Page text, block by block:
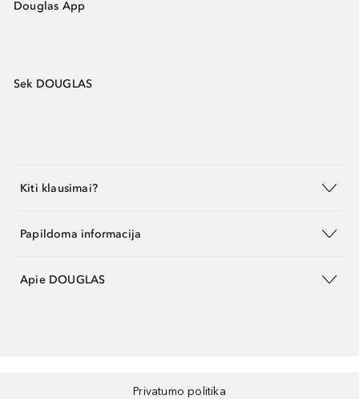
Douglas App
Sek DOUGLAS
Kiti klausimai?
Papildoma informacija
Apie DOUGLAS
Privatumo politika